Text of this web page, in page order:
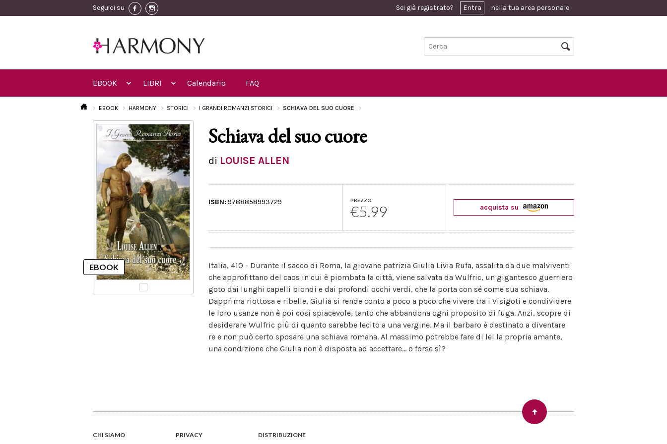
Seguici su Sei già registrato? Entra nella tua area personale
EBOOK LIBRI Calendario FAQ
EBOOK HARMONY STORICI I GRANDI ROMANZI STORICI SCHIAVA DEL SUO CUORE
Schiava del suo cuore
di LOUISE ALLEN
ISBN: 9788858993729 PREZZO
€5.99 acquista su
Italia, 410 - Durante il sacco di Roma, la giovane patrizia Giulia Livia Rufa, assalita da due malviventi
che approfittano del caos in cui è piombata la città, viene salvata da Wulfric, un gigantesco guerriero
goto dai lunghi capelli biondi e dai profondi occhi verdi, che la porta con sé come sua schiava.
Dapprima riottosa e ribelle, Giulia si rende conto a poco a poco che vivere tra i Visigoti e condividere
le loro usanze non è poi così spiacevole, tanto che abbandona ogni proposito di fuga. Anzi, scopre di
desiderare Wulfric più di quanto sarebbe lecito a una vergine. Ma il barbaro è destinato a diventare
re e non può certo sposare una schiava romana. Al massimo potrebbe fare di lei la propria amante,
una condizione che Giulia non è disposta ad accettare... o forse sì?
CHI SIAMO
PRIVACY
DISTRIBUZIONE